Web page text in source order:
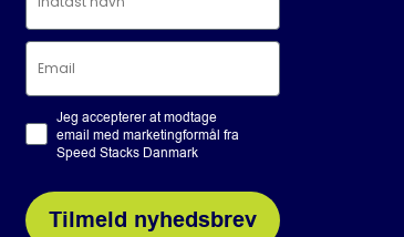
Jeg accepterer at modtage
email med marketingformål fra
Speed Stacks Danmark
Tilmeld nyhedsbrev